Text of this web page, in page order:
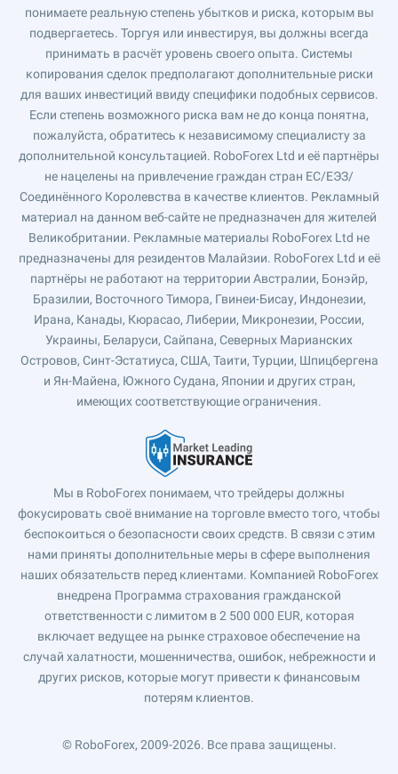
понимаете реальную степень убытков и риска, которым вы
подвергаетесь. Торгуя или инвестируя, вы должны всегда
принимать в расчёт уровень своего опыта. Системы
копирования сделок предполагают дополнительные риски
для ваших инвестиций ввиду специфики подобных сервисов.
Если степень возможного риска вам не до конца понятна,
пожалуйста, обратитесь к независимому специалисту за
дополнительной консультацией. RoboForex Ltd и её партнёры
не нацелены на привлечение граждан стран ЕС/ЕЭЗ/
Соединённого Королевства в качестве клиентов. Рекламный
материал на данном веб-сайте не предназначен для жителей
Великобритании. Рекламные материалы RoboForex Ltd не
предназначены для резидентов Малайзии. RoboForex Ltd и её
партнёры не работают на территории Австралии, Бонэйр,
Бразилии, Восточного Тимора, Гвинеи-Бисау, Индонезии,
Ирана, Канады, Кюрасао, Либерии, Микронезии, России,
Украины, Беларуси, Сайпана, Северных Марианских
Островов, Синт-Эстатиуса, США, Таити, Турции, Шпицбергена
и Ян-Майена, Южного Судана, Японии и других стран,
имеющих соответствующие ограничения.
Мы в RoboForex понимаем, что трейдеры должны
фокусировать своё внимание на торговле вместо того, чтобы
беспокоиться о безопасности своих средств. В связи с этим
нами приняты дополнительные меры в сфере выполнения
наших обязательств перед клиентами. Компанией RoboForex
внедрена Программа страхования гражданской
ответственности с лимитом в 2 500 000 EUR, которая
включает ведущее на рынке страховое обеспечение на
случай халатности, мошенничества, ошибок, небрежности и
других рисков, которые могут привести к финансовым
потерям клиентов.
© RoboForex, 2009-2026. Все права защищены.